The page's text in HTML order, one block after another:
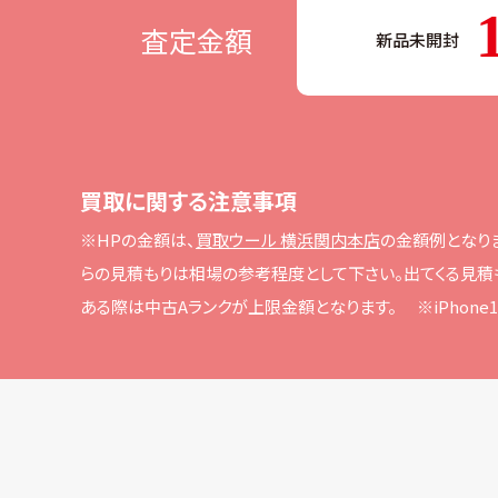
査定金額 新品未開封
買取に関する注意事項
※HPの⾦額は、 買取ウール 横浜関内本店の⾦額例となり
らの⾒積もりは相場の参考程度として下さい。出てくる⾒
ある際は中古Aランクが上限⾦額となります。